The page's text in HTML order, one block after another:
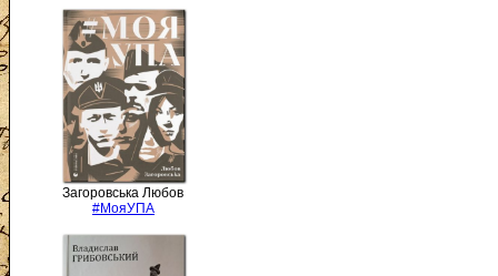
Загоровська Любов
#МояУПА